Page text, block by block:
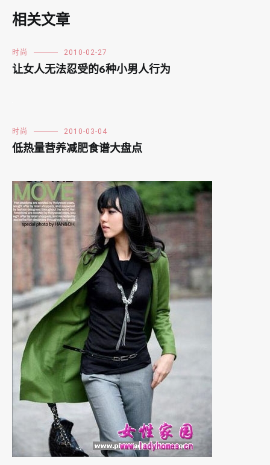
相关文章
时尚 2010-02-27
让女人无法忍受的6种小男人行为
时尚 2010-03-04
低热量营养减肥食谱大盘点